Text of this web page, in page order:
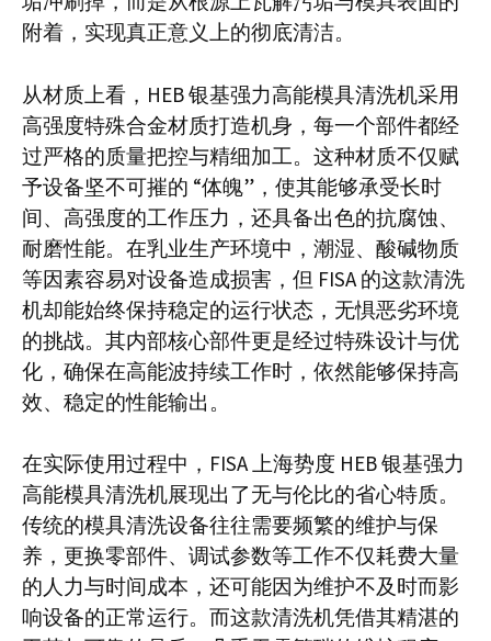
附着，实现真正意义上的彻底清洁。​
从材质上看，HEB 银基强力高能模具清洗机采用
高强度特殊合金材质打造机身，每一个部件都经
过严格的质量把控与精细加工。这种材质不仅赋
予设备坚不可摧的 “体魄”，使其能够承受长时
间、高强度的工作压力，还具备出色的抗腐蚀、
耐磨性能。在乳业生产环境中，潮湿、酸碱物质
等因素容易对设备造成损害，但 FISA 的这款清洗
机却能始终保持稳定的运行状态，无惧恶劣环境
的挑战。其内部核心部件更是经过特殊设计与优
化，确保在高能波持续工作时，依然能够保持高
效、稳定的性能输出。​
在实际使用过程中，FISA 上海势度 HEB 银基强力
高能模具清洗机展现出了无与伦比的省心特质。
传统的模具清洗设备往往需要频繁的维护与保
养，更换零部件、调试参数等工作不仅耗费大量
的人力与时间成本，还可能因为维护不及时而影
响设备的正常运行。而这款清洗机凭借其精湛的